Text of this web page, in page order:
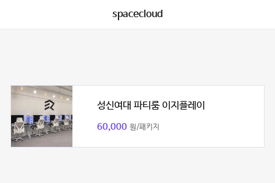
spacecloud
성신여대 파티룸 이지플레이
60,000 원/패키지